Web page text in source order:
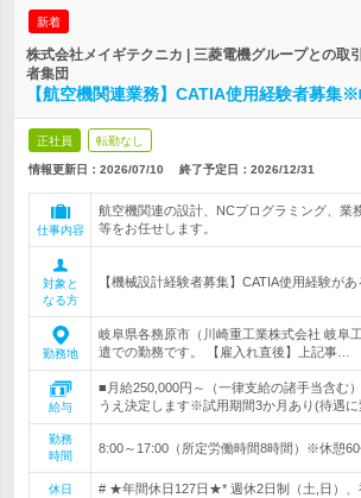
新着
株式会社メイギテクニカ | 三菱電機グループとの取
者集団
【航空機関連業務】CATIA使用経験者募集
正社員 転勤なし
情報更新日：2026/07/10 終了予定日： 2026/12/31
仕事内容
航空機関連の設計、NCプログラミング、業
等をお任せします。
対象と
なる方
【機械設計経験者募集】CATIA使用経験が
勤務地
岐阜県各務原市（川崎重工業株式会社 岐阜
遣での勤務です。 【雇入れ直後】上記事…
給与
■月給250,000円～（一律支給の諸手当含む
うえ決定します※試用期間3か月あり(待遇に
勤務
時間
8:00～17:00（所定労働時間8時間）※休憩
休日
# ★年間休日127日★* 週休2日制（土,日）、